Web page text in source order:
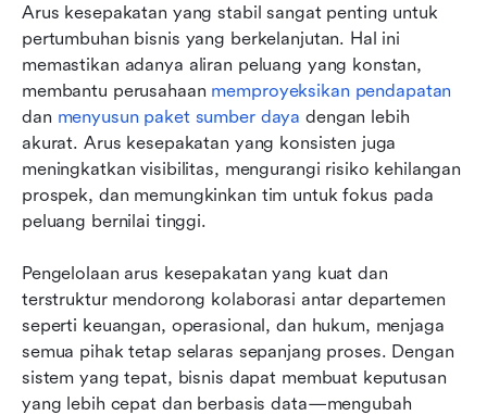
Arus kesepakatan yang stabil sangat penting untuk
pertumbuhan bisnis yang berkelanjutan. Hal ini
memastikan adanya aliran peluang yang konstan,
membantu perusahaan memproyeksikan pendapatan
dan menyusun paket sumber daya dengan lebih
akurat. Arus kesepakatan yang konsisten juga
meningkatkan visibilitas, mengurangi risiko kehilangan
prospek, dan memungkinkan tim untuk fokus pada
peluang bernilai tinggi.
Pengelolaan arus kesepakatan yang kuat dan
terstruktur mendorong kolaborasi antar departemen
seperti keuangan, operasional, dan hukum, menjaga
semua pihak tetap selaras sepanjang proses. Dengan
sistem yang tepat, bisnis dapat membuat keputusan
yang lebih cepat dan berbasis data—mengubah